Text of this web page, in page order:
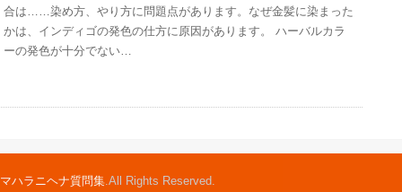
合は……染め方、やり方に問題点があります。なぜ金髪に染まった
かは、インディゴの発色の仕方に原因があります。 ハーバルカラ
ーの発色が十分でない…
マハラニヘナ質問集.All Rights Reserved.